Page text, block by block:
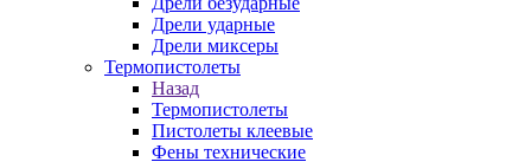
Дрели ударные
Дрели миксеры
Термопистолеты
Назад
Термопистолеты
Пистолеты клеевые
Фены технические